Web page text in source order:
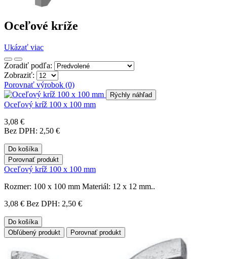
Oceľové kríže
Ukázať viac
Zoradiť podľa:
Zobraziť:
Porovnať výrobok (0)
Rýchly náhľad
Oceľový kríž 100 x 100 mm
3,08 €
Bez DPH: 2,50 €
Do košíka
Porovnať produkt
Oceľový kríž 100 x 100 mm
Rozmer: 100 x 100 mm Materiál: 12 x 12 mm..
3,08 € Bez DPH: 2,50 €
Do košíka
Obľúbený produkt
Porovnať produkt